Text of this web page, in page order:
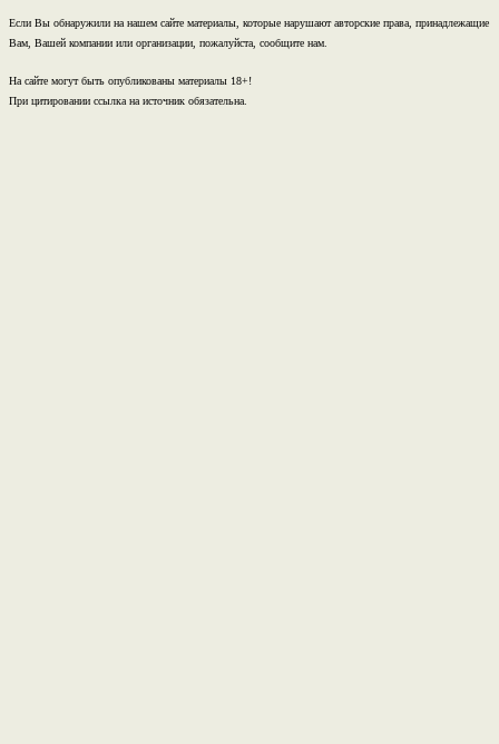
Если Вы обнаружили на нашем сайте материалы, которые нарушают авторские права, принадлежащие
Вам, Вашей компании или организации, пожалуйста, сообщите нам.
На сайте могут быть опубликованы материалы 18+!
При цитировании ссылка на источник обязательна.